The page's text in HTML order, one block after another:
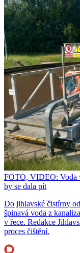
FOTO, VIDEO: Voda
by se dala pít
Do jihlavské čistírny
špinavá voda z
v řece. Redakce
proces čištění.